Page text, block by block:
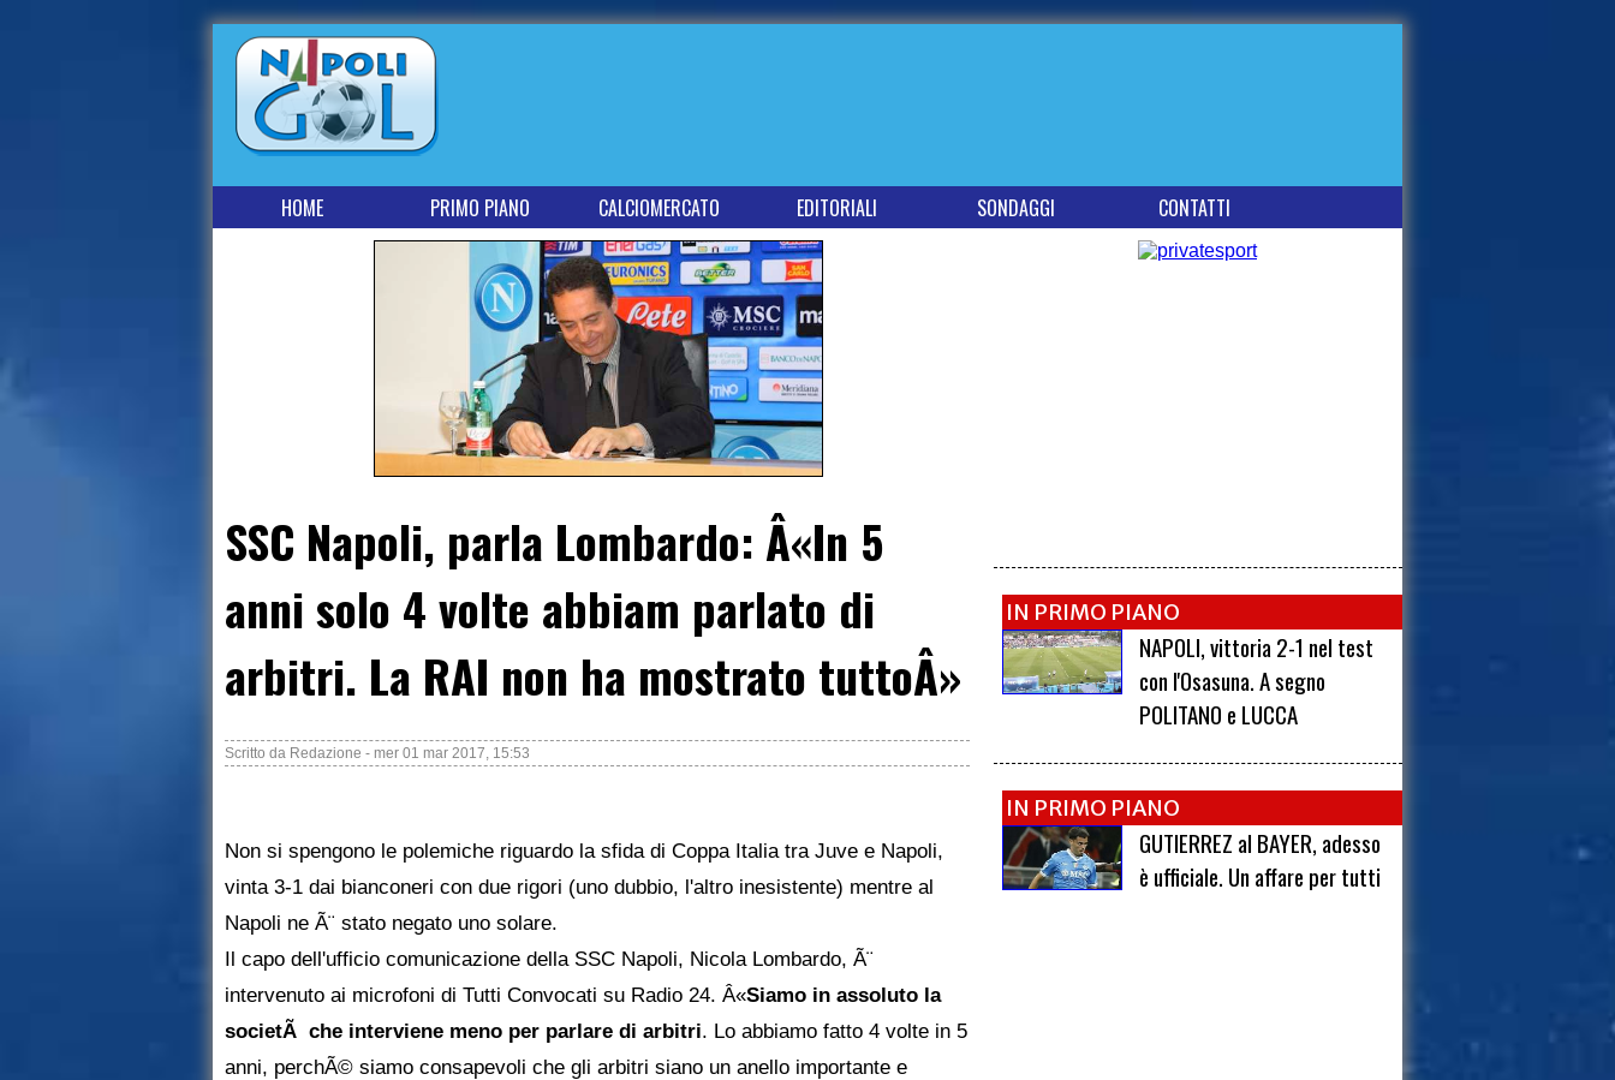
HOME PRIMO PIANO CALCIOMERCATO EDITORIALI SONDAGGI CONTATTI
SSC Napoli, parla Lombardo: Â«In 5
anni solo 4 volte abbiam parlato di
arbitri. La RAI non ha mostrato tuttoÂ»
Scritto da Redazione - mer 01 mar 2017, 15:53
Non si spengono le polemiche riguardo la sfida di Coppa Italia tra Juve e Napoli,
vinta 3-1 dai bianconeri con due rigori (uno dubbio, l'altro inesistente) mentre al
Napoli ne Ã¨ stato negato uno solare.
Il capo dell'ufficio comunicazione della SSC Napoli, Nicola Lombardo, Ã¨
intervenuto ai microfoni di Tutti Convocati su Radio 24. Â«Siamo in assoluto la
societÃ che interviene meno per parlare di arbitri. Lo abbiamo fatto 4 volte in 5
anni, perchÃ© siamo consapevoli che gli arbitri siano un anello importante e
IN PRIMO PIANO
NAPOLI, vittoria 2-1 nel test
con l'Osasuna. A segno
POLITANO e LUCCA
IN PRIMO PIANO
GUTIERREZ al BAYER, adesso
è ufficiale. Un affare per tutti